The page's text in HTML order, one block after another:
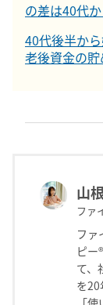
の差は40代
40代後半か
老後資金の
山
ファ
ファ
ピー
て、
を20